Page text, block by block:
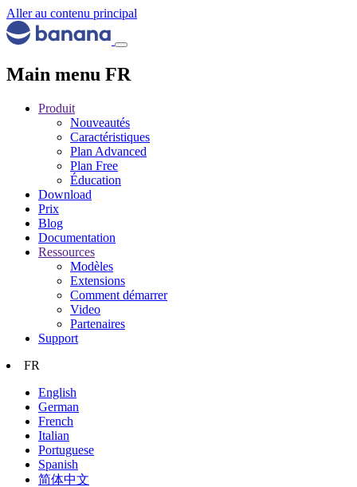
Aller au contenu principal
Main menu FR
Produit
Nouveautés
Caractéristiques
Plan Advanced
Plan Free
Éducation
Download
Prix
Blog
Documentation
Ressources
Modèles
Extensions
Comment démarrer
Video
Partenaires
Support
FR
English
German
French
Italian
Portuguese
Spanish
简体中文